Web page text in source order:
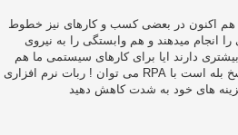
هم اکنون در بعضی کسب و کارهای نیز خطوط
انجام میدهند و هم وابستگی را به نیروی
دارند ایا برای کارهای سیستمی ما هم
میتواند چنین اقدامات انجام داد؟ پاسخ بله است با RPA می توان ! ربات نرم افزاری